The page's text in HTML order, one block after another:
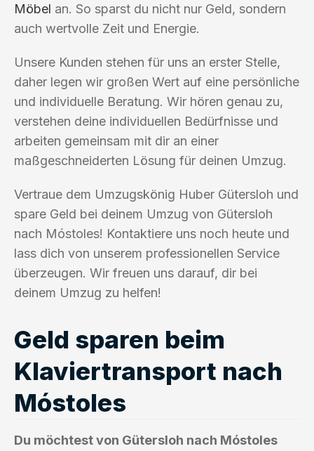
Möbel an. So sparst du nicht nur Geld, sondern
auch wertvolle Zeit und Energie.
Unsere Kunden stehen für uns an erster Stelle,
daher legen wir großen Wert auf eine persönliche
und individuelle Beratung. Wir hören genau zu,
verstehen deine individuellen Bedürfnisse und
arbeiten gemeinsam mit dir an einer
maßgeschneiderten Lösung für deinen Umzug.
Vertraue dem Umzugskönig Huber Gütersloh und
spare Geld bei deinem Umzug von Gütersloh
nach Móstoles! Kontaktiere uns noch heute und
lass dich von unserem professionellen Service
überzeugen. Wir freuen uns darauf, dir bei
deinem Umzug zu helfen!
Geld sparen beim
Klaviertransport nach
Móstoles
Du möchtest von Gütersloh nach Móstoles